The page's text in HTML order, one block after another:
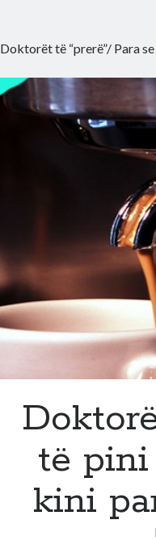
Doktorët të “prerë”/ Para
të pini
kini